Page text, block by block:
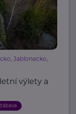
Jablonecko,
výlety a